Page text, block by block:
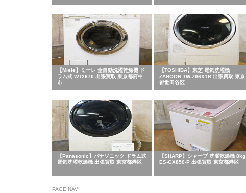
【Miele】ミーレ 全自動洗濯乾燥機 ド
ラム式 WT2670 出張買取 東京都府中
市
【TOSHIBA】東芝 電気洗濯機
ZABOON TW-Z96X1R 出張買取 東京
都世田谷区
【Panasonic】パナソニック ドラム式
電気洗濯乾燥機 出張買取 東京都港区
【SHARP】シャープ 洗濯乾燥機 8kg
ES-GX850-P 出張買取 東京都港区
PAGE NAVI